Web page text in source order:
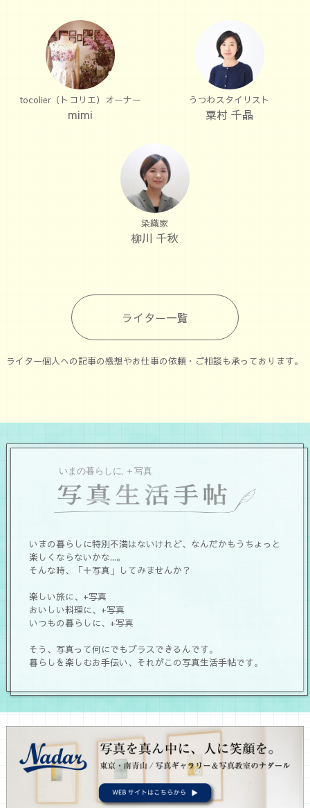
tocolier（トコリエ）オーナー
mimi
うつわスタイリスト
粟村 千晶
染織家
柳川 千秋
ライター一覧
ライター個人への記事の感想やお仕事の依頼・ご相談も承っております。
いまの暮らしに特別不満はないけれど、なんだかもうちょっと
楽しくならないかな...。
そんな時、「＋写真」してみませんか？
楽しい旅に、+写真
おいしい料理に、+写真
いつもの暮らしに、+写真
そう、写真って何にでもプラスできるんです。
暮らしを楽しむお手伝い、それがこの写真生活手帖です。